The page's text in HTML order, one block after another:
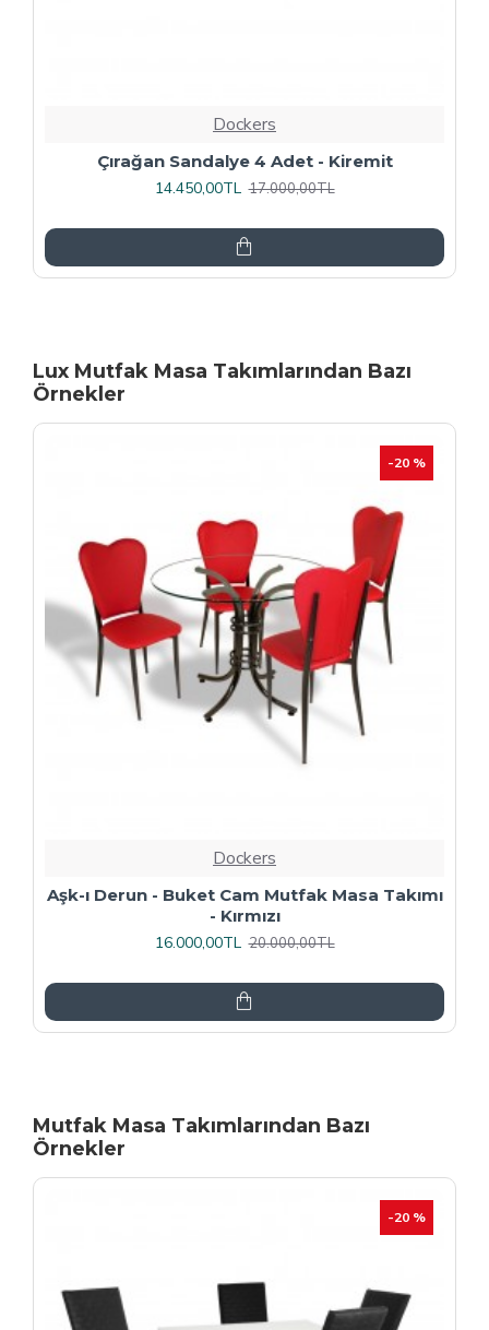
Dockers
Rozhet Sandalye (Kromnikel) (4 Adet
Fiyatıdır) - Kahve
Lux Mutfak Masa Takımlarından Bazı
Örnekler
-20 %
Dockers
Çipa Döküm Ayak - Play Polipropilen Masa
Takımı - 70x120 (Werzalit, Wermodin veya
Allzalit Tabla) - Afyon Mermer-Antrasit
Mutfak Masa Takımlarından Bazı
Örnekler
İNDIRIM
-20 %